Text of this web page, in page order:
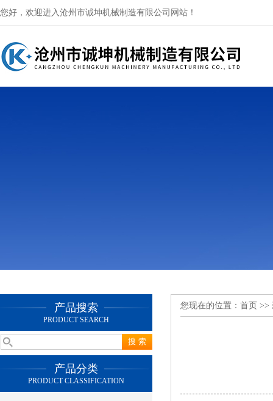
您好，欢迎进入沧州市诚坤机械制造有限公司网站！
产品搜索
PRODUCT SEARCH
产品分类
PRODUCT CLASSIFICATION
您现在的位置： 首页 >>